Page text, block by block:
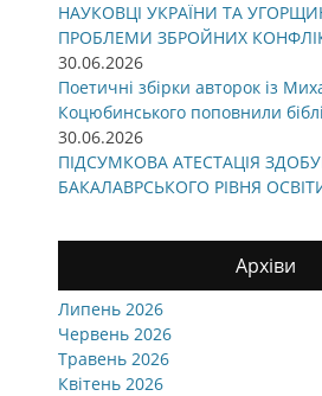
НАУКОВЦІ УКРАЇНИ ТА
ПРОБЛЕМИ ЗБРОЙНИХ
30.06.2026
Поетичні збірки авторок із
Коцюбинського поповнили
30.06.2026
ПІДСУМКОВА АТЕСТАЦІЯ
БАКАЛАВРСЬКОГО РІВНЯ
Архіви
Липень 2026
Червень 2026
Травень 2026
Квітень 2026